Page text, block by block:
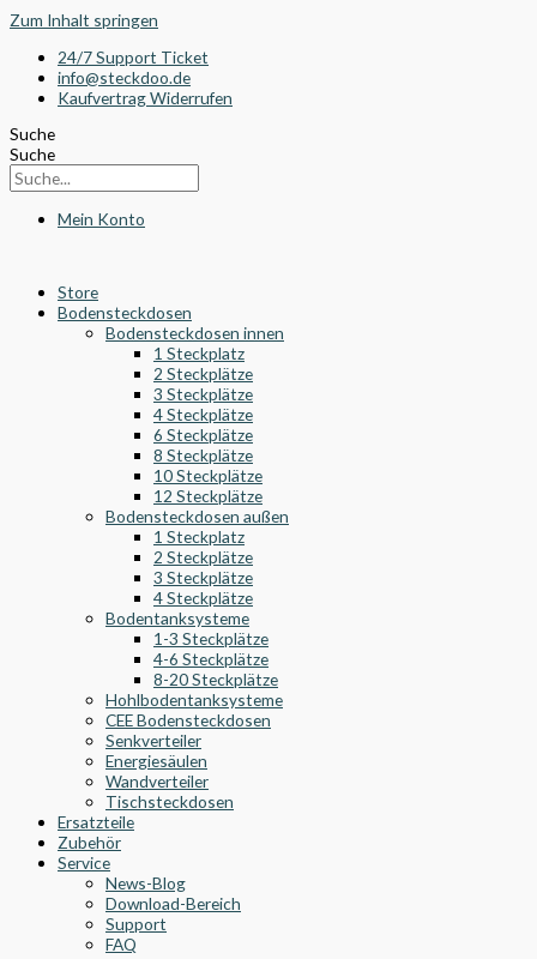
Zum Inhalt springen
24/7 Support Ticket
info@steckdoo.de
Kaufvertrag Widerrufen
Suche
Suche
Mein Konto
Store
Bodensteckdosen
Bodensteckdosen innen
1 Steckplatz
2 Steckplätze
3 Steckplätze
4 Steckplätze
6 Steckplätze
8 Steckplätze
10 Steckplätze
12 Steckplätze
Bodensteckdosen außen
1 Steckplatz
2 Steckplätze
3 Steckplätze
4 Steckplätze
Bodentanksysteme
1-3 Steckplätze
4-6 Steckplätze
8-20 Steckplätze
Hohlbodentanksysteme
CEE Bodensteckdosen
Senkverteiler
Energiesäulen
Wandverteiler
Tischsteckdosen
Ersatzteile
Zubehör
Service
News-Blog
Download-Bereich
Support
FAQ